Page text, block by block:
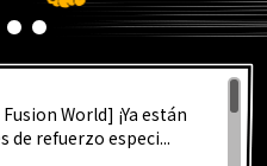
World] ¡Ya están
de refuerzo especi...